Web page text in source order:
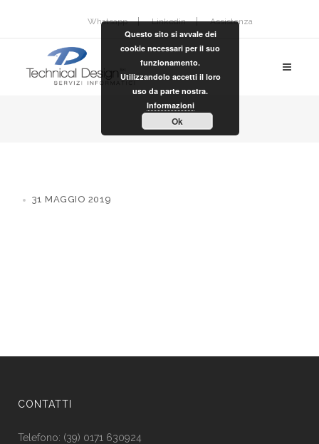
Whatsapp Linkedin Assistenza
31 MAGGIO 2019
CONTATTI
Telefono: (39) 0171 630924
Questo sito si avvale dei
cookie necessari per il suo
funzionamento.
Utilizzandolo accetti il loro
uso da parte nostra.
Informazioni
Ok